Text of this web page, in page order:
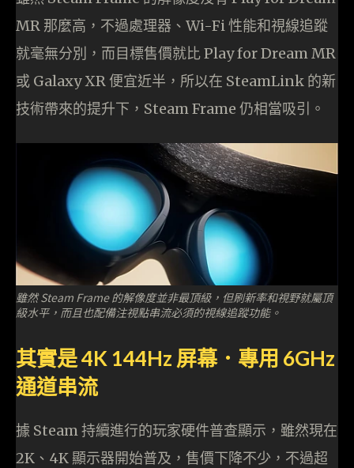
MR 那麼高，不過處理器、Wi-Fi 性能和視線追蹤
就毫無分別，而目標售價就比 Play for Dream MR
或 Galaxy XR 便宜近半，所以在 SteamLink 的新
技術帶來的提升下，Steam Frame 仍相當吸引。
雖然 Steam Frame 的解像度並非最頂級，但刷新率和視野就屬頂
級水平，而且也配備注視點串流必須的視線追蹤功能。
其實是 4K 144Hz 屏幕．專用 6GHz
通道串流
據 Steam 持續進行的玩家硬件普查顯示，雖然現在
2K、4K 顯示器開始普及，售價下降不少，不過超